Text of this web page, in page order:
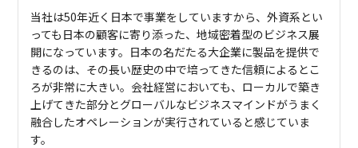
当社は50年近く日本で事業をしていますから、外資系とい
っても日本の顧客に寄り添った、地域密着型のビジネス展
開になっています。日本の名だたる大企業に製品を提供で
きるのは、その長い歴史の中で培ってきた信頼によるとこ
ろが非常に大きい。会社経営においても、ローカルで築き
上げてきた部分とグローバルなビジネスマインドがうまく
融合したオペレーションが実行されていると感じていま
す。